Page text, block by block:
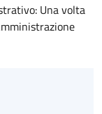
Una volta